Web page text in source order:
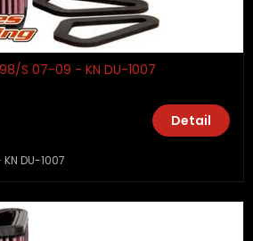
S 07-09 - KN DU-1007
Detail
DU-1007